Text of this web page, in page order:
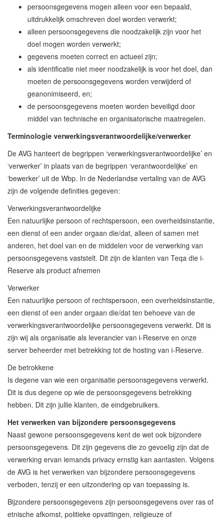
persoonsgegevens mogen alleen voor een bepaald,
uitdrukkelijk omschreven doel worden verwerkt;
alleen persoonsgegevens die noodzakelijk zijn voor het
doel mogen worden verwerkt;
gegevens moeten correct en actueel zijn;
als identificatie niet meer noodzakelijk is voor het doel, dan
moeten de persoonsgegevens worden verwijderd of
geanonimiseerd, en;
de persoonsgegevens moeten worden beveiligd door
middel van technische en organisatorische maatregelen.
Terminologie verwerkingsverantwoordelijke/verwerker
De AVG hanteert de begrippen ‘verwerkingsverantwoordelijke’ en
‘verwerker’ in plaats van de begrippen ‘verantwoordelijke’ en
‘bewerker’ uit de Wbp. In de Nederlandse vertaling van de AVG
zijn de volgende definities gegeven:
Verwerkingsverantwoordelijke
Een natuurlijke persoon of rechtspersoon, een overheidsinstantie,
een dienst of een ander orgaan die/dat, alleen of samen met
anderen, het doel van en de middelen voor de verwerking van
persoonsgegevens vaststelt. Dit zijn de klanten van Teqa die i-
Reserve als product afnemen
Verwerker
Een natuurlijke persoon of rechtspersoon, een overheidsinstantie,
een dienst of een ander orgaan die/dat ten behoeve van de
verwerkingsverantwoordelijke persoonsgegevens verwerkt. Dit is
zijn wij als organisatie als leverancier van i-Reserve en onze
server beheerder met betrekking tot de hosting van i-Reserve.
De betrokkene
Is degene van wie een organisatie persoonsgegevens verwerkt.
Dit is dus degene op wie de persoonsgegevens betrekking
hebben. Dit zijn jullie klanten, de eindgebruikers.
Het verwerken van bijzondere persoonsgegevens
Naast gewone persoonsgegevens kent de wet ook bijzondere
persoonsgegevens. Dit zijn gegevens die zo gevoelig zijn dat de
verwerking ervan iemands privacy ernstig kan aantasten. Volgens
de AVG is het verwerken van bijzondere persoonsgegevens
verboden, tenzij er een uitzondering op van toepassing is.
Bijzondere persoonsgegevens zijn persoonsgegevens over ras of
etnische afkomst, politieke opvattingen, religieuze of